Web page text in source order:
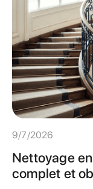
9/7/2026
Nettoyage
complet et